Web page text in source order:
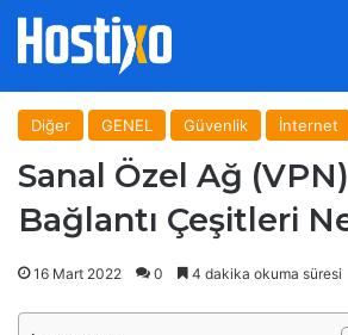
Diğer GENEL Güvenlik İnternet
Sanal Özel Ağ
Bağlantı Çeşitleri
16 Mart 2022 0 4 dakika okuma süresi